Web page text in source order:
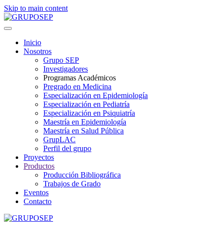
Skip to main content
Inicio
Nosotros
Grupo SEP
Investigadores
Programas Académicos
Pregrado en Medicina
Especialización en Epidemiología
Especialización en Pediatría
Especialización en Psiquiatría
Maestría en Epidemiología
Maestría en Salud Pública
GrupLAC
Perfil del grupo
Proyectos
Productos
Producción Bibliográfica
Trabajos de Grado
Eventos
Contacto